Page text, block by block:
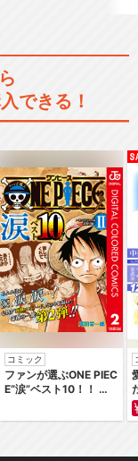
（ドクタ
ー…
（バリア
Ⅴ
できる！
コミック
ファンが選ぶONE PIEC
E“涙”ベスト10！！ ～
編～ カラー版